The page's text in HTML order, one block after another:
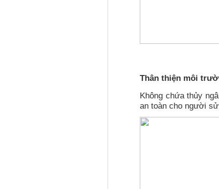
Thân thiện môi
Không chứa thủy
an toàn cho người